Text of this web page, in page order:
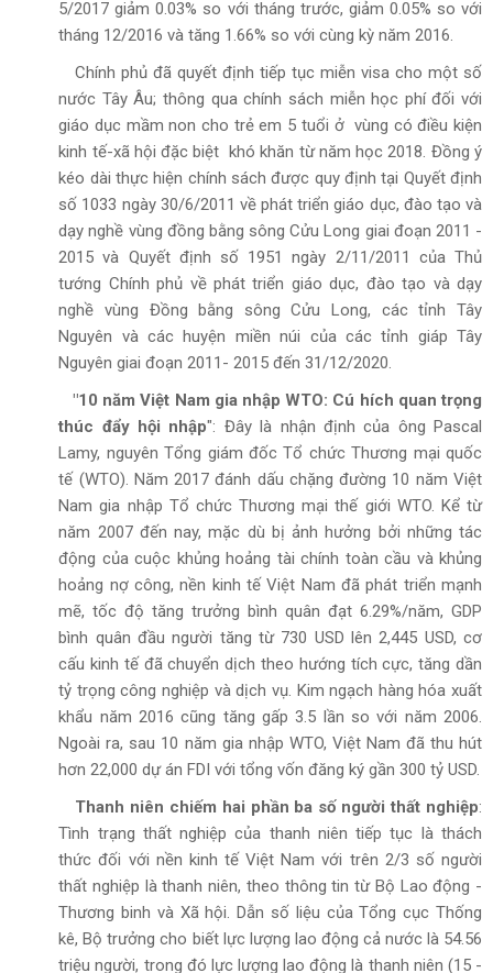
5/2017 giảm 0.03% so với tháng trước, giảm 0.05% so với
tháng 12/2016 và tăng 1.66% so với cùng kỳ năm 2016.
Chính phủ đã quyết định tiếp tục miễn visa cho một số
nước Tây Âu; thông qua chính sách miễn học phí đối với
giáo dục mầm non cho trẻ em 5 tuổi ở vùng có điều kiện
kinh tế-xã hội đặc biệt khó khăn từ năm học 2018. Đồng ý
kéo dài thực hiện chính sách được quy định tại Quyết định
số 1033 ngày 30/6/2011 về phát triển giáo dục, đào tạo và
dạy nghề vùng đồng bằng sông Cửu Long giai đoạn 2011 -
2015 và Quyết định số 1951 ngày 2/11/2011 của Thủ
tướng Chính phủ về phát triển giáo dục, đào tạo và dạy
nghề vùng Đồng bằng sông Cửu Long, các tỉnh Tây
Nguyên và các huyện miền núi của các tỉnh giáp Tây
Nguyên giai đoạn 2011- 2015 đến 31/12/2020.
"10 năm Việt Nam gia nhập WTO: Cú hích quan trọng
thúc đẩy hội nhập": Đây là nhận định của ông Pascal
Lamy, nguyên Tổng giám đốc Tổ chức Thương mại quốc
tế (WTO). Năm 2017 đánh dấu chặng đường 10 năm Việt
Nam gia nhập Tổ chức Thương mại thế giới WTO. Kể từ
năm 2007 đến nay, mặc dù bị ảnh hưởng bởi những tác
động của cuộc khủng hoảng tài chính toàn cầu và khủng
hoảng nợ công, nền kinh tế Việt Nam đã phát triển mạnh
mẽ, tốc độ tăng trưởng bình quân đạt 6.29%/năm, GDP
bình quân đầu người tăng từ 730 USD lên 2,445 USD, cơ
cấu kinh tế đã chuyển dịch theo hướng tích cực, tăng dần
tỷ trọng công nghiệp và dịch vụ. Kim ngạch hàng hóa xuất
khẩu năm 2016 cũng tăng gấp 3.5 lần so với năm 2006.
Ngoài ra, sau 10 năm gia nhập WTO, Việt Nam đã thu hút
hơn 22,000 dự án FDI với tổng vốn đăng ký gần 300 tỷ USD.
Thanh niên chiếm hai phần ba số người thất nghiệp:
Tình trạng thất nghiệp của thanh niên tiếp tục là thách
thức đối với nền kinh tế Việt Nam với trên 2/3 số người
thất nghiệp là thanh niên, theo thông tin từ Bộ Lao động -
Thương binh và Xã hội. Dẫn số liệu của Tổng cục Thống
kê, Bộ trưởng cho biết lực lượng lao động cả nước là 54.56
triệu người, trong đó lực lượng lao động là thanh niên (15 -